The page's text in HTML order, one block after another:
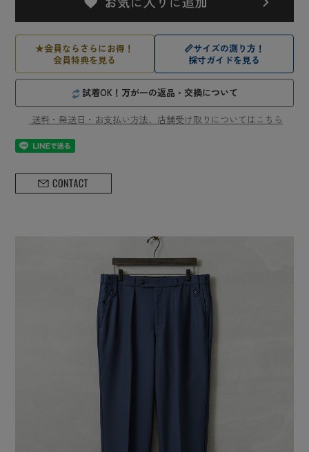
★会員ならさらにお得！
会員特典を見る
📏サイズの測り方！
採寸ガイドを見る
試着OK！万が一の返品・交換について
送料・発送日・お支払い方法、店舗受け取りについてはこちら